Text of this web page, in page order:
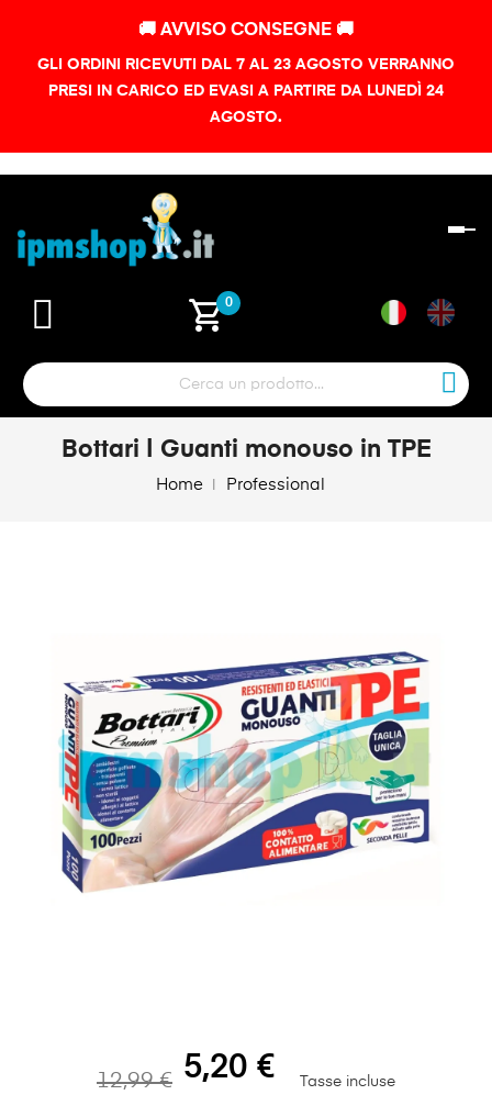
🚚 AVVISO CONSEGNE 🚚
GLI ORDINI RICEVUTI DAL 7 AL 23 AGOSTO VERRANNO
PRESI IN CARICO ED EVASI A PARTIRE DA LUNEDÌ 24
AGOSTO.
shopping_cart0
Bottari | Guanti monouso in TPE
Home Professional
12,99 € 5,20 € Tasse incluse